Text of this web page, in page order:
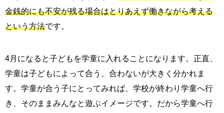
金銭的にも不安が残る場合はとりあえず働きながら考える
という方法です。
4月になると子どもを学童に入れることになります。正直、
学童は子どもによって合う、合わないが大きく分かれま
す。学童が合う子にとってみれば、学校が終わり学童へ行
き、そのままみんなと遊ぶイメージです。だから学童へ行